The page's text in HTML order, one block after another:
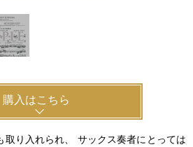
購入はこちら
取り入れられ、 サックス奏者にとっては